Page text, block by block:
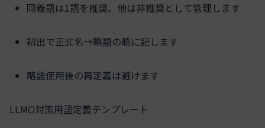
同義語は1語を推奨、他は非推奨として管理します
初出で正式名→略語の順に記します
略語使用後の再定義は避けます
LLMO対策用語定義テンプレート